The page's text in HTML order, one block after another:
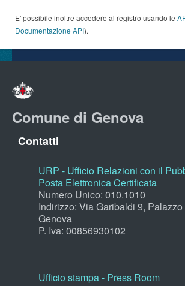
E' possibile inoltre accedere al registro usando le
Documentazione API).
Comune di Genova
Contatti
URP - Ufficio Relazioni con il
Posta Elettronica Certificata
Numero Unico: 010.1010
Indirizzo: Via Garibaldi 9,
Genova
P. Iva: 00856930102
Ufficio stampa - Press Room